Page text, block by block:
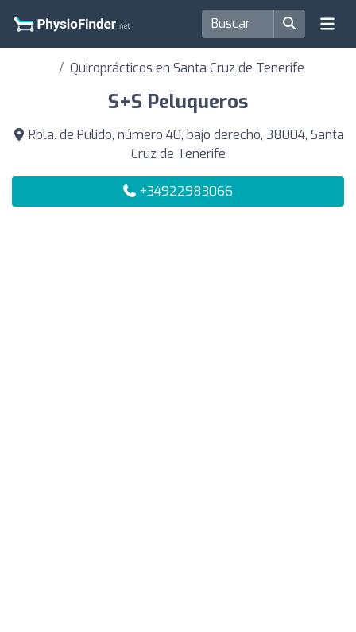
Quiroprácticos en Santa Cruz de Tenerife
S+S Peluqueros
Rbla. de Pulido, número 40, bajo derecho, 38004, Santa
Cruz de Tenerife
+34922983066